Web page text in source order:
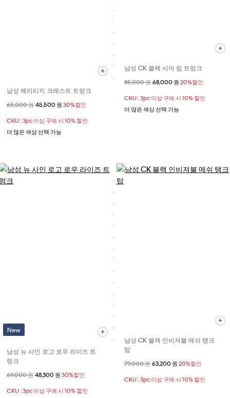
남성 헤리티지 크레스트 트렁크
할인 전 가격
65,000 원할인된 가격
45,500 원 30%할인
CKU : 3pc 이상 구매 시 10% 할인
더 많은 색상 선택 가능
남성 CK 블랙 시어 립 트렁크
할인 전 가격
85,000 원할인된 가격
68,000 원 20%할인
CKU : 3pc 이상 구매 시 10% 할인
더 많은 색상 선택 가능
New
남성 뉴 사인 로고 로우 라이즈 트
렁크
할인 전 가격
69,000 원할인된 가격
48,300 원 30%할인
CKU : 3pc 이상 구매 시 10% 할인
남성 CK 블랙 인비져블 메쉬 탱크
탑
할인 전 가격
79,000 원할인된 가격
63,200 원 20%할인
CKU : 3pc 이상 구매 시 10% 할인